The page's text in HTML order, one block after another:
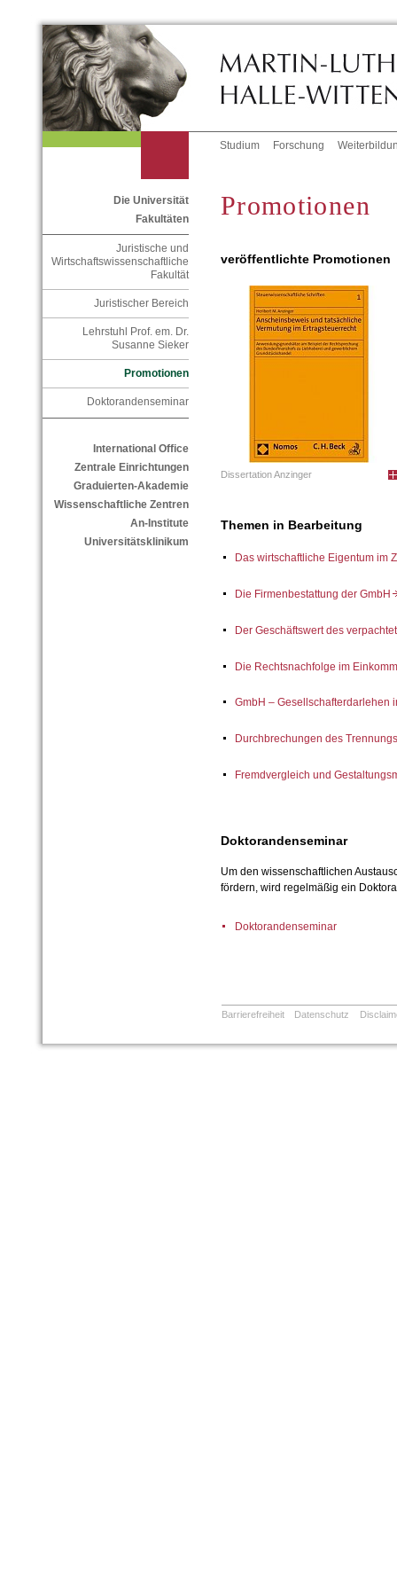
Studium Forschung
Die Universität
Fakultäten
Juristische und
Wirtschaftswissenschaftliche
Fakultät
Juristischer Bereich
Lehrstuhl Prof. em. Dr.
Susanne Sieker
Promotionen
Doktorandenseminar
International Office
Zentrale Einrichtungen
Graduierten-Akademie
Wissenschaftliche Zentren
An-Institute
Universitätsklinikum
Promotionen
veröffentlichte Promotionen
Dissertation Anzinger
Themen in Bearbeitung
Das wirtschaftliche Eigentum im
Die Firmenbestattung der
Der Geschäftswert des
Die Rechtsnachfolge im
GmbH –
Durchbrechungen des
Fremdvergleich und
Doktorandenseminar
Um den wissenschaftlichen
fördern, wird regelmäßig ein
Doktorandenseminar
Barrierefreiheit Datenschutz